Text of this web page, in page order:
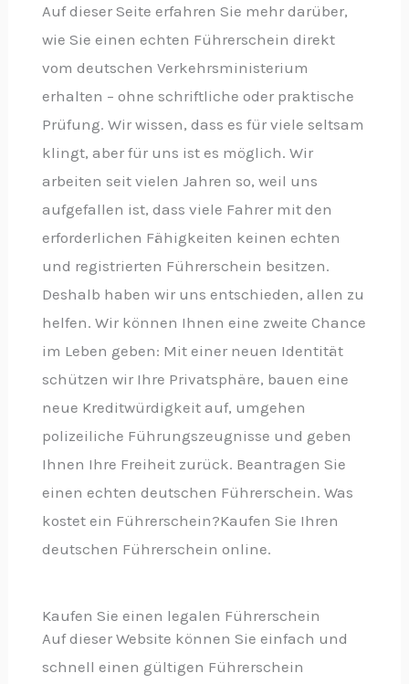
Auf dieser Seite erfahren Sie mehr darüber,
wie Sie einen echten Führerschein direkt
vom deutschen Verkehrsministerium
erhalten – ohne schriftliche oder praktische
Prüfung. Wir wissen, dass es für viele seltsam
klingt, aber für uns ist es möglich. Wir
arbeiten seit vielen Jahren so, weil uns
aufgefallen ist, dass viele Fahrer mit den
erforderlichen Fähigkeiten keinen echten
und registrierten Führerschein besitzen.
Deshalb haben wir uns entschieden, allen zu
helfen. Wir können Ihnen eine zweite Chance
im Leben geben: Mit einer neuen Identität
schützen wir Ihre Privatsphäre, bauen eine
neue Kreditwürdigkeit auf, umgehen
polizeiliche Führungszeugnisse und geben
Ihnen Ihre Freiheit zurück. Beantragen Sie
einen echten deutschen Führerschein. Was
kostet ein Führerschein?Kaufen Sie Ihren
deutschen Führerschein online.
Kaufen Sie einen legalen Führerschein
Auf dieser Website können Sie einfach und
schnell einen gültigen Führerschein